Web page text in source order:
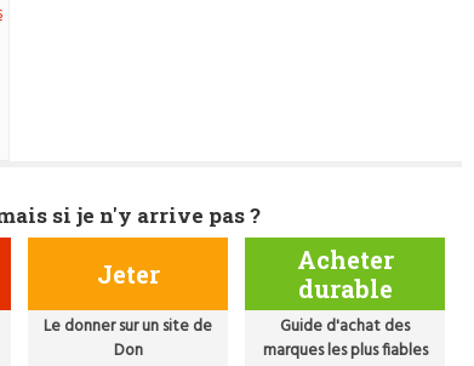
si je n'y arrive pas ?
Jeter
Le donner sur un site de
Don
Acheter
durable
Guide d'achat des
marques les plus fiables